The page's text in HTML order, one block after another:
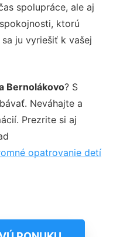
spolupráce, ale aj
ktorú
ju vyriešiť k vašej
Bernolákovo? S
Neváhajte a
Prezrite si aj
opatrovanie detí